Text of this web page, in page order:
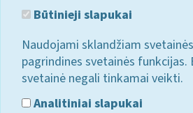
Būtinieji slapukai
Naudojami sklandžiam
pagrindines svetainės funkcijas.
svetainė negali tinkamai veikti.
Analitiniai slapukai